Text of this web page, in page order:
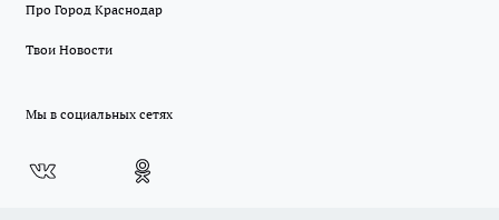
Про Город Краснодар
Твои Новости
Мы в социальных сетях